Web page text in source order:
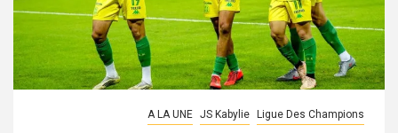
A LA UNE JS Kabylie Ligue Des Champions